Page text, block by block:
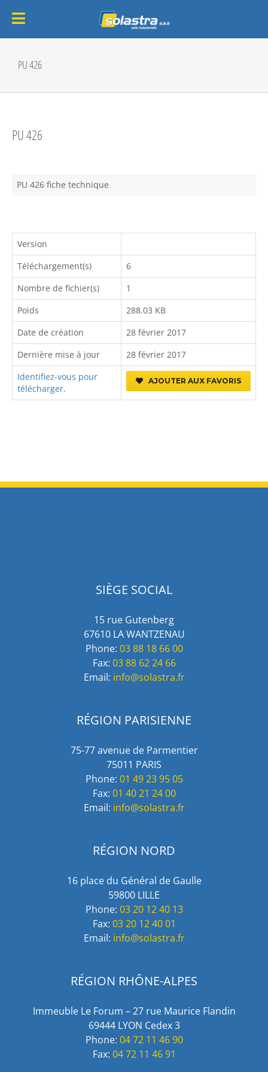
contenu
PU 426
PU 426
PU 426 fiche technique
Version
Téléchargement(s)
6
Nombre de fichier(s)
1
Poids
288.03 KB
Date de création
28 février 2017
Dernière mise à jour
28 février 2017
Identifiez-vous pour
télécharger.
AJOUTER AUX FAVORIS
SIÈGE SOCIAL
15 rue Gutenberg
67610 LA WANTZENAU
Phone: 03 88 18 66 00
Fax: 03 88 62 24 66
Email: info@solastra.fr
RÉGION PARISIENNE
75-77 avenue de Parmentier
75011 PARIS
Phone: 01 49 23 95 05
Fax: 01 40 21 24 00
Email: info@solastra.fr
RÉGION NORD
16 place du Général de Gaulle
59800 LILLE
Phone: 03 20 12 40 13
Fax: 03 20 12 40 01
Email: info@solastra.fr
RÉGION RHÔNE-ALPES
Immeuble Le Forum – 27 rue Maurice Flandin
69444 LYON Cedex 3
Phone: 04 72 11 46 90
Fax: 04 72 11 46 91